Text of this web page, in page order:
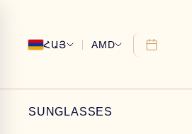
ՀԱՅ AMD
SUNGLASSES